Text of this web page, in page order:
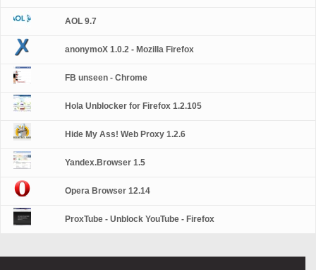
AOL 9.7
anonymoX 1.0.2 - Mozilla Firefox
FB unseen - Chrome
Hola Unblocker for Firefox 1.2.105
Hide My Ass! Web Proxy 1.2.6
Yandex.Browser 1.5
Opera Browser 12.14
ProxTube - Unblock YouTube - Firefox